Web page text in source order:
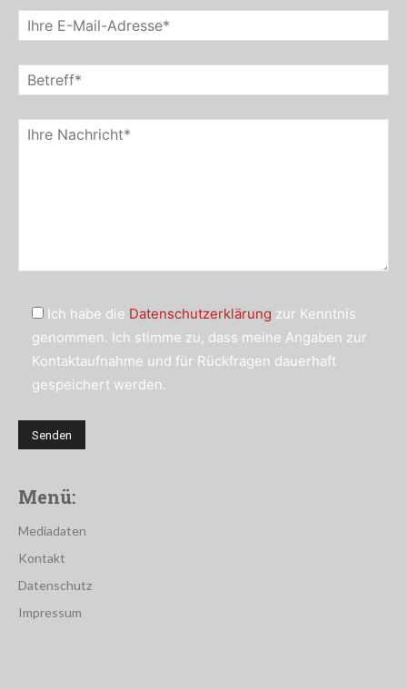
Ich habe die Datenschutzerklärung zur Kenntnis
genommen. Ich stimme zu, dass meine Angaben zur
Kontaktaufnahme und für Rückfragen dauerhaft
gespeichert werden.
Menü:
Mediadaten
Kontakt
Datenschutz
Impressum